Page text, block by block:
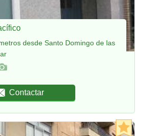
desde Santo Domingo de las
Contactar